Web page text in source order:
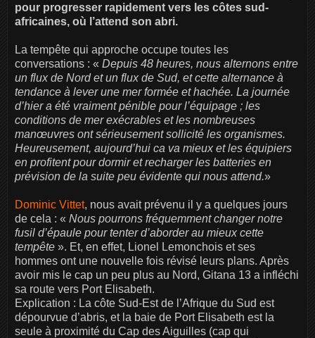
pour progresser rapidement vers les côtes sud-
africaines, où l’attend son abri.
La tempête qui approche occupe toutes les
conversations : « Depuis 48 heures, nous alternons entre
un flux de Nord et un flux de Sud, et cette alternance à
tendance à lever une mer formée et hachée. La journée
d’hier a été vraiment pénible pour l’équipage ; les
conditions de mer exécrables et les nombreuses
manœuvres ont sérieusement sollicité les organismes.
Heureusement, aujourd’hui ca va mieux et les équipiers
en profitent pour dormir et recharger les batteries en
prévision de la suite peu évidente qui nous attend.»
Dominic Vittet, nous avait prévenu il y a quelques jours
de cela : « Nous pourrons fréquemment changer notre
fusil d’épaule pour tenter d’aborder au mieux cette
tempête ». Et, en effet, Lionel Lemonchois et ses
hommes ont une nouvelle fois révisé leurs plans. Après
avoir mis le cap un peu plus au Nord, Gitana 13 a infléchi
sa route vers Port Elisabeth.
Explication : La côte Sud-Est de l’Afrique du Sud est
dépourvue d’abris, et la baie de Port Elisabeth est la
seule à proximité du Cap des Aiguilles (cap qui